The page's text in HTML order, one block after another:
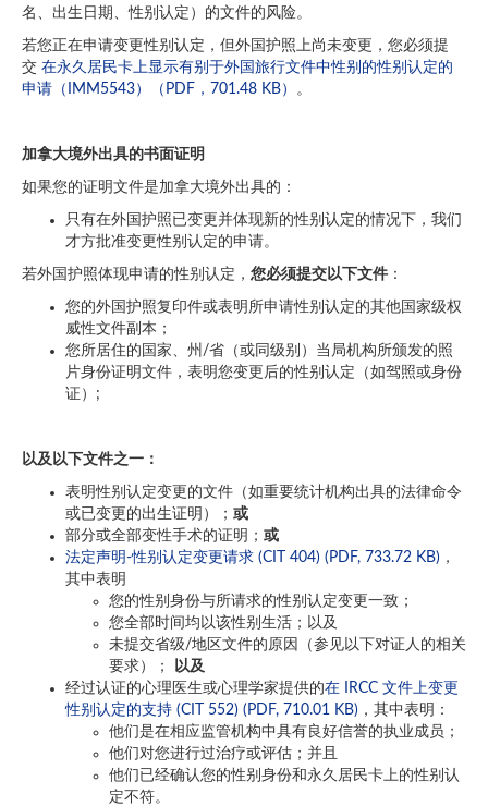
名、出生日期、性别认定）的文件的风险。
若您正在申请变更性别认定，但外国护照上尚未变更，您必须提
交 在永久居民卡上显示有别于外国旅行文件中性别的性别认定的
申请（IMM5543）（PDF，701.48 KB） 。
加拿大境外出具的书面证明
如果您的证明文件是加拿大境外出具的：
只有在外国护照已变更并体现新的性别认定的情况下，我们
才方批准变更性别认定的申请。
若外国护照体现申请的性别认定， 您必须提交以下文件 ：
您的外国护照复印件或表明所申请性别认定的其他国家级权
威性文件副本；
您所居住的国家、州/省（或同级别）当局机构所颁发的照
片身份证明文件，表明您变更后的性别认定（如驾照或身份
证）;
以及以下文件之一 ：
表明性别认定变更的文件（如重要统计机构出具的法律命令
或已变更的出生证明）； 或
部分或全部变性手术的证明； 或
法定声明-性别认定变更请求 (CIT 404) (PDF, 733.72 KB) ，
其中表明
您的性别身份与所请求的性别认定变更一致；
您全部时间均以该性别生活；以及
未提交省级/地区文件的原因（参见以下对证人的相关
要求）； 以及
经过认证的心理医生或心理学家提供的在 IRCC 文件上变更
性别认定的支持 (CIT 552) (PDF, 710.01 KB) ，其中表明：
他们是在相应监管机构中具有良好信誉的执业成员；
他们对您进行过治疗或评估；并且
他们已经确认您的性别身份和永久居民卡上的性别认
定不符。